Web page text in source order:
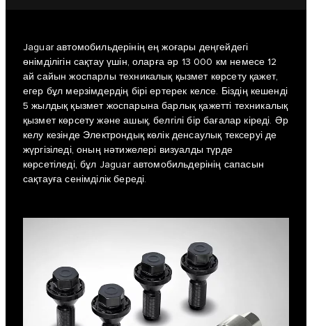
Jaguar автомобильдерінің ең жоғары деңгейдегі
өнімділігін сақтау үшін, оларға әр 13 000 км немесе 12
ай сайын жоспарлы техникалық қызмет көрсету қажет,
егер бұл мерзімдердің бірі ертерек келсе. Біздің кешенді
5 жылдық қызмет жоспарына барлық қажетті техникалық
қызмет көрсету және ашық, белгілі бір бағалар кіреді. Әр
келу кезінде Электрондық көлік денсаулық тексеруі де
жүргізіледі, оның нәтижелері визуалды түрде
көрсетіледі, бұл Jaguar автомобильдерінің сапасын
сақтауға сенімділік береді.